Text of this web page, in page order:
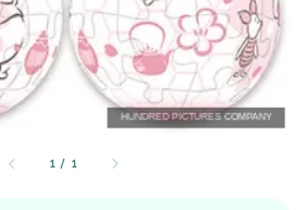
1 / 1